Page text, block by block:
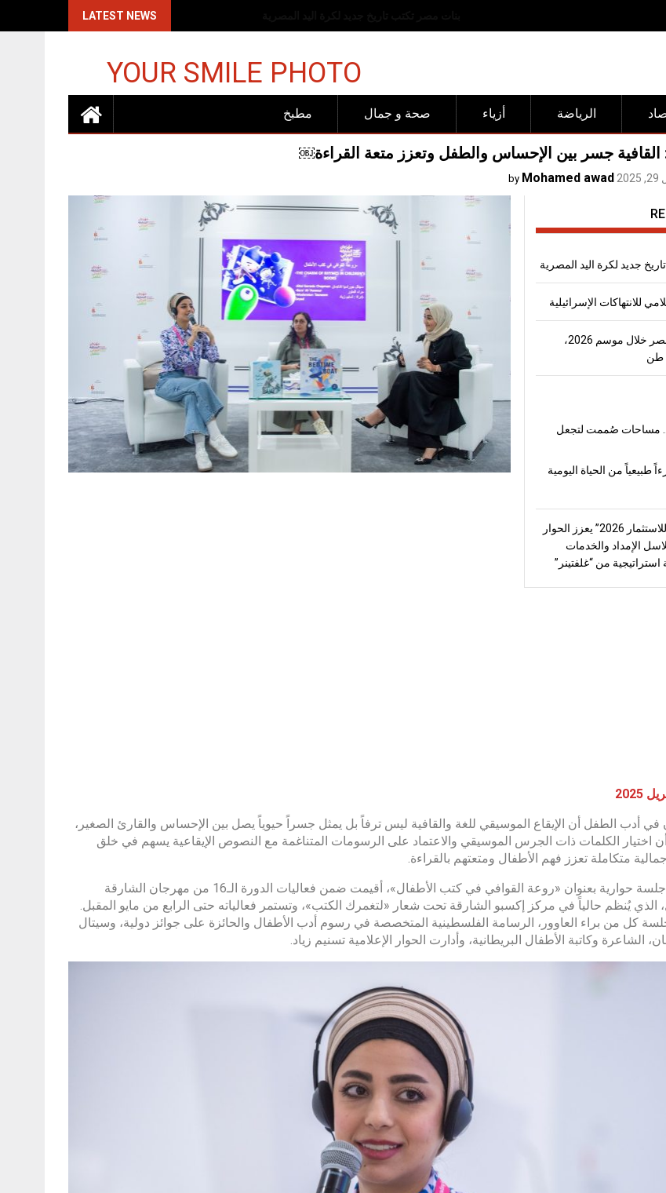
LATEST NEWS
YOUR SMILE PHOTO
مطبخ صحة و جمال أزياء الرياضة
جسر بين الإحساس والطفل وتعزز متعة القراءة￼
by
Mohamed awad
جديد لكرة اليد المصرية
للانتهاكات الإسرائيلية
إنتاج القمح في مصر خلال موسم 2026،
مساحات صُممت لتجعل
طبيعياً من الحياة اليومية
“منتدى الشارقة للاستثمار 2026” يعزز الحوار
الإمداد والخدمات
استراتيجية من “غلفتينر”
أدب الطفل أن الإيقاع الموسيقي للغة والقافية ليس ترفاً بل يمثل جسراً حيوياً يصل بين الإحساس والقارئ الصغير،
اختيار الكلمات ذات الجرس الموسيقي والاعتماد على الرسومات المتناغمة مع النصوص الإيقاعية يسهم في خلق
متكاملة تعزز فهم الأطفال ومتعتهم بالقراءة.
جاء ذلك خلال جلسة حوارية بعنوان «روعة القوافي في كتب الأطفال»، أقيمت ضمن فعاليات الدورة الـ16 من مهرجان الشارقة
الذي يُنظم حالياً في مركز إكسبو الشارقة تحت شعار «لتغمرك الكتب»، وتستمر فعالياته حتى الرابع من مايو المقبل.
كل من براء العاوور، الرسامة الفلسطينية المتخصصة في رسوم أدب الأطفال والحائزة على جوائز دولية، وسيتال
الشاعرة وكاتبة الأطفال البريطانية، وأدارت الحوار الإعلامية تسنيم زياد.